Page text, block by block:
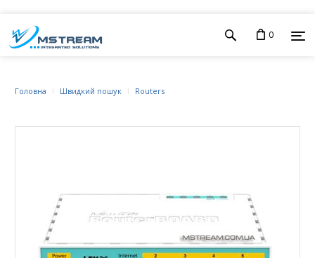
0
Головна Швидкий пошук Routers